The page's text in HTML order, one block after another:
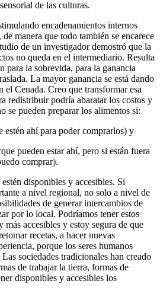
de las culturas.
encadenamientos internos
manera que todo también se encarece
de un investigador demostró que la
no queda en el intermediario. Resulta
para la sobrevida, para la ganancia
La mayor ganancia se está dando
el Cenada. Creo que transformar esa
redistribuir podría abaratar los costos y
se pueden preparar los alimentos si:
estén ahí para poder comprarlos) y
pueden estar ahí, pero si están fuera
comprar).
disponibles y accesibles. Si
a nivel regional, no solo a nivel de
de generar intercambios de
por lo local. Podríamos tener estos
más accesibles y estoy segura de que
recetas, a hacer nuevas
porque los seres humanos
sociedades tradicionales han creado
de trabajar la tierra, formas de
disponibles y accesibles los